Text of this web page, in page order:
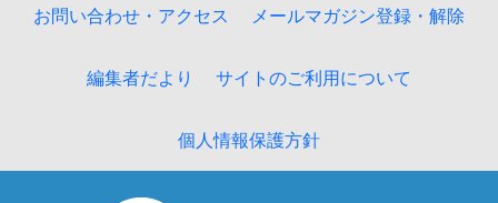
お問い合わせ・アクセス メールマガジン登録・解除
編集者だより サイトのご利用について
個人情報保護方針